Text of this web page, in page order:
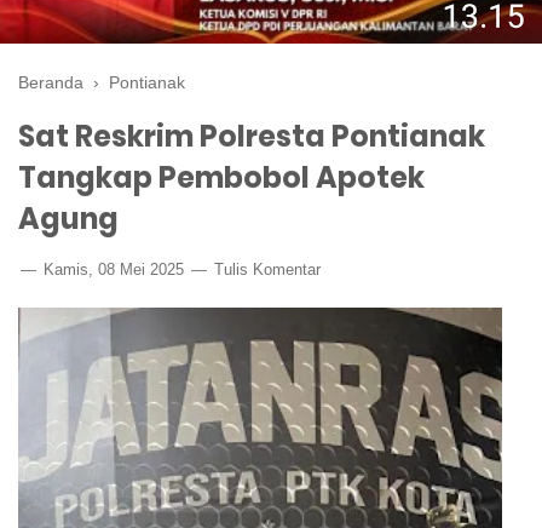
Beranda › Pontianak
Sat Reskrim Polresta Pontianak
Tangkap Pembobol Apotek
Agung
Kamis, 08 Mei 2025 Tulis Komentar